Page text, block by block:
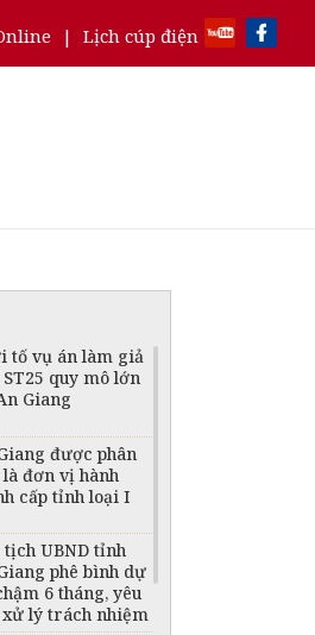
| Lịch cúp điện
tố vụ án làm giả
ST25 quy mô lớn
Giang
được phân
đơn vị hành
cấp tỉnh loại I
tịch UBND tỉnh
phê bình dự
6 tháng, yêu
xử lý trách nhiệm